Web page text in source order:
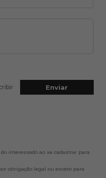
interessado ao se cadastrar para
obrigação legal ou exceto para